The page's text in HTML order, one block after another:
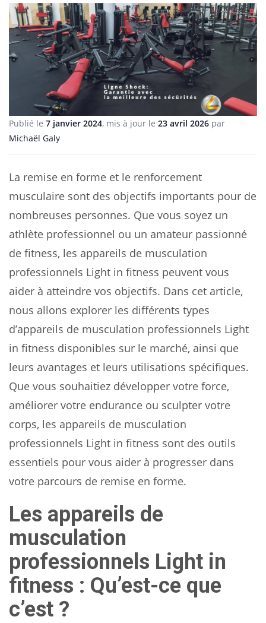
Publié le 7 janvier 2024, mis à jour le 23 avril 2026 par
Michaël Galy
La remise en forme et le renforcement
musculaire sont des objectifs importants pour de
nombreuses personnes. Que vous soyez un
athlète professionnel ou un amateur passionné
de fitness, les appareils de musculation
professionnels Light in fitness peuvent vous
aider à atteindre vos objectifs. Dans cet article,
nous allons explorer les différents types
d’appareils de musculation professionnels Light
in fitness disponibles sur le marché, ainsi que
leurs avantages et leurs utilisations spécifiques.
Que vous souhaitiez développer votre force,
améliorer votre endurance ou sculpter votre
corps, les appareils de musculation
professionnels Light in fitness sont des outils
essentiels pour vous aider à progresser dans
votre parcours de remise en forme.
Les appareils de
musculation
professionnels Light in
fitness : Qu’est-ce que
c’est ?